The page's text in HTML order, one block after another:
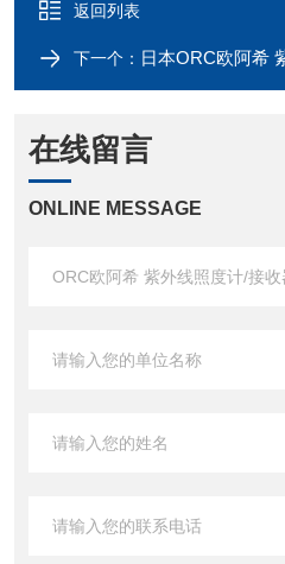
返回列表
下一个： 日本ORC欧阿希 紫
在线留言
ONLINE MESSAGE